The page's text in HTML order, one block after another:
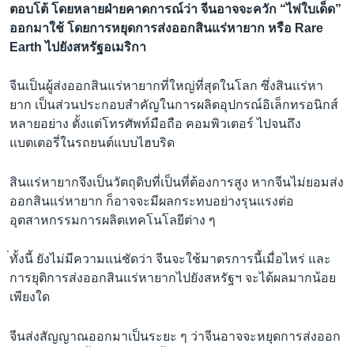
ตอบโต้ โดยหลายฝ่ายคาดการณ์ว่า จีนอาจจะควัก “ไพ่ใบเด็ด”
ออกมาใช้ โดยการหยุดการส่งออกสินแร่หายาก หรือ Rare
Earth ไปยังสหรัฐอเมริกา
จีนเป็นผู้ส่งออกสินแร่หายากที่ใหญ่ที่สุดในโลก ซึ่งสินแร่หา
ยาก เป็นส่วนประกอบสำคัญในการผลิตอุปกรณ์อิเล็กทรอนิกส์
หลายอย่าง ตั้งแต่โทรศัพท์มือถือ คอมพิวเตอร์ ไปจนถึง
แบตเตอรี่ในรถยนต์แบบไฮบริด
สินแร่หายากจึงเป็นวัตถุดิบที่เป็นที่ต้องการสูง หากจีนไม่ยอมส่ง
ออกสินแร่หายาก ก็อาจจะมีผลกระทบอย่างรุนแรงต่อ
อุตสาหกรรมการผลิตเทคโนโลยีต่าง ๆ
่ทั้งนี้ ยังไม่มีความแน่ชัดว่า จีนจะใช้มาตรการนี้เมื่อไหร่ และ
การยุติการส่งออกสินแร่หายากไปยังสหรัฐฯ จะได้ผลมากน้อย
เพียงใด
จีนส่งสัญญาณออกมาเป็นระยะ ๆ ว่าจีนอาจจะหยุดการส่งออก